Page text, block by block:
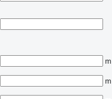
m
m